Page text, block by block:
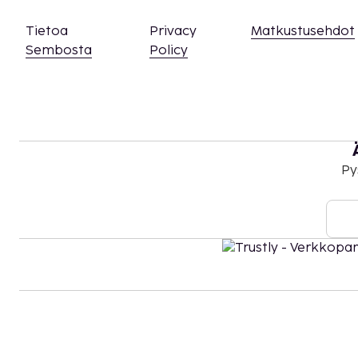
Tietoa
Sembosta
Privacy
Policy
Matkustusehdot